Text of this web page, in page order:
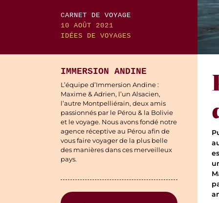
CARNET DE VOYAGE
10 AOÛT 2021
IDÉES DE VOYAGES
IMMERSION ANDINE
L’équipe d’Immersion Andine :
Maxime & Adrien, l’un Alsacien,
l’autre Montpelliérain, deux amis
passionnés par le Pérou & la Bolivie
et le voyage. Nous avons fondé notre
agence réceptive au Pérou afin de
vous faire voyager de la plus belle
des manières dans ces merveilleux
pays.